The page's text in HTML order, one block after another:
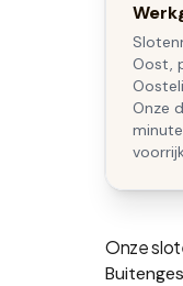
Oost,
Onze
Onze